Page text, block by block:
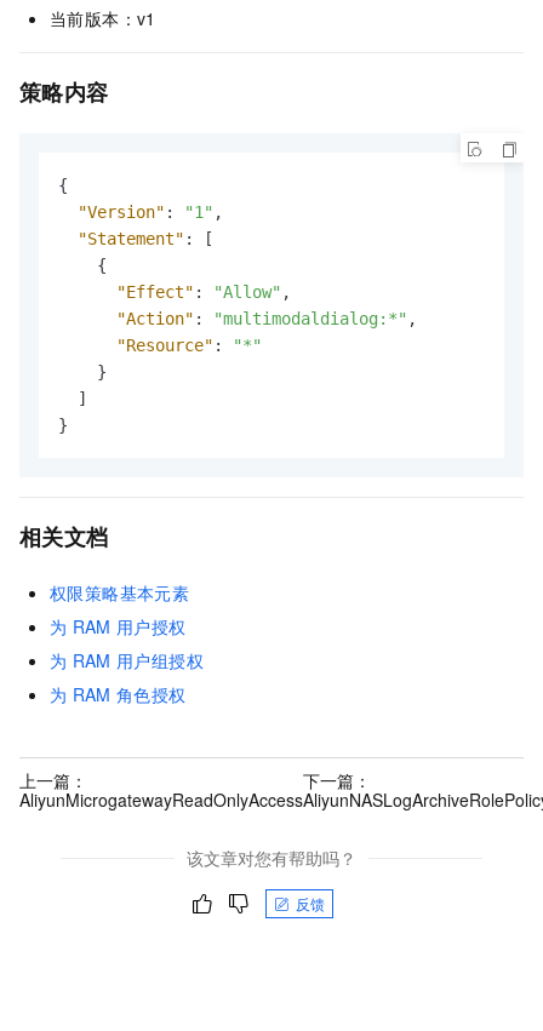
当前版本：v1
策略内容
{
"Version" : "1" ,
"Statement" :
[
{
"Effect" : "Allow" ,
"Action" : "multimodaldialog:*" ,
"Resource" :
"*"
}
]
}
相关文档
权限策略基本元素
为 RAM 用户授权
为 RAM 用户组授权
为 RAM 角色授权
上一篇：
AliyunMicrogatewayReadOnlyAccess
下一篇：
该文章对您有帮助吗？
反馈